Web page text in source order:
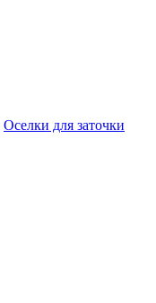
Оселки для заточки